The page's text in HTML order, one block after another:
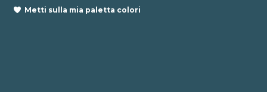
Metti sulla mia paletta colori